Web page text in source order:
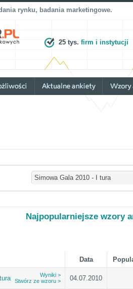
rynku, badania marketingowe.
25 tys. firm i instytucji
Najpopularniejsze wzory
Data
Wyniki >
Stwórz ze wzoru >
04.07.2010